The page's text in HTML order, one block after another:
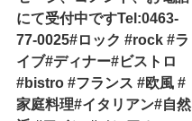
にて受付中ですTel:0463-
77-0025#ロック #rock #ラ
イブ#ディナー#ビストロ
#bistro #フランス #欧風 #
家庭料理#イタリアン#自然